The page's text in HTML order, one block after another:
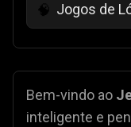
🧠 Jogos de
Bem-vindo ao
inteligente e